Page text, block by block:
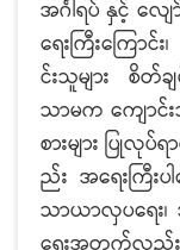
အင်္ဂါရပ် နှင့်
ရေးကြီးကြောင်
င်းသူများ စိတ်
သာမက ကျောင်း
စားများ ပြုလု
ည်း အရေးကြီးပ
သာယာလှပရေး